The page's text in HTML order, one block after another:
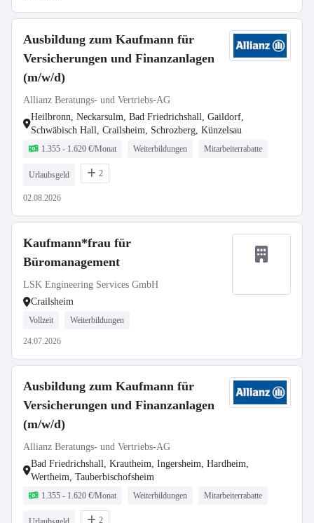
Ausbildung zum Kaufmann für
Versicherungen und Finanzanlagen
(m/w/d)
Allianz Beratungs- und Vertriebs-AG
Heilbronn, Neckarsulm, Bad Friedrichshall, Gaildorf,
Schwäbisch Hall, Crailsheim, Schrozberg, Künzelsau
1.355 - 1.620 €/Monat Weiterbildungen Mitarbeiterrabatte
Urlaubsgeld 2
02.08.2026
Kaufmann*frau für
Büromanagement
LSK Engineering Services GmbH
Crailsheim
Vollzeit Weiterbildungen
24.07.2026
Ausbildung zum Kaufmann für
Versicherungen und Finanzanlagen
(m/w/d)
Allianz Beratungs- und Vertriebs-AG
Bad Friedrichshall, Krautheim, Ingersheim, Hardheim,
Wertheim, Tauberbischofsheim
1.355 - 1.620 €/Monat Weiterbildungen Mitarbeiterrabatte
2